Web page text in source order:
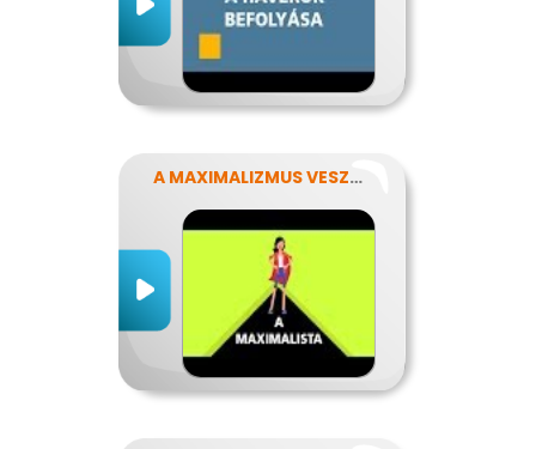
A MAXIMALIZMUS VESZÉLYEI